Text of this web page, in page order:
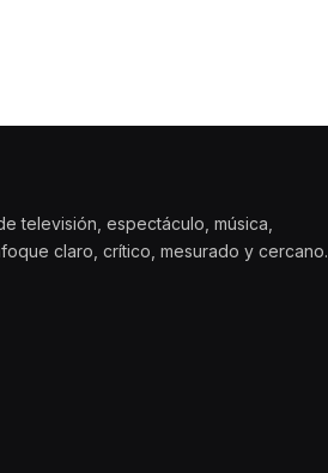
televisión, espectáculo, música,
claro, crítico, mesurado y cercano.